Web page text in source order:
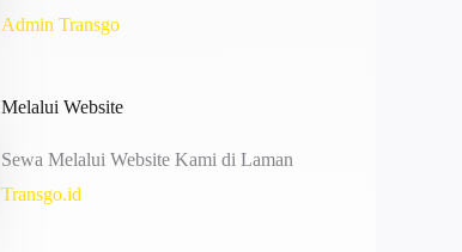
Admin Transgo
Melalui Website
Sewa Melalui Website Kami di Laman
Transgo.id